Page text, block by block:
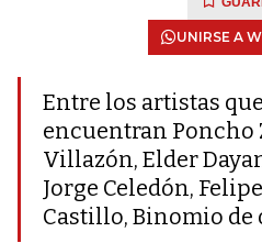
UNIRSE A
Entre los artistas
encuentran Poncho
Villazón, Elder
Jorge Celedón,
Castillo, Binomio de